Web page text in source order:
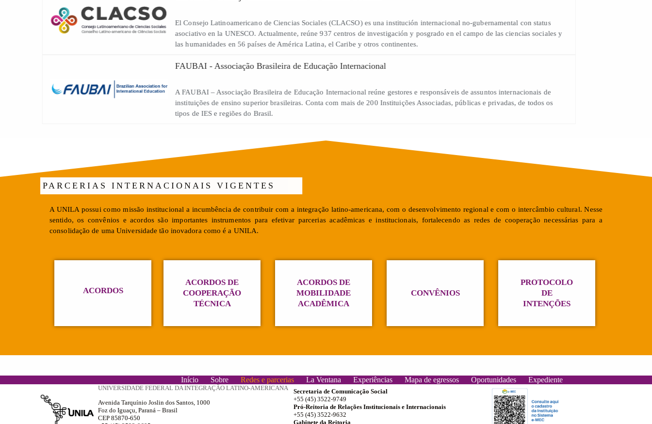
El Consejo Latinoamericano de Ciencias Sociales (CLACSO) es una institución internacional no-gubernamental con status
asociativo en la UNESCO. Actualmente, reúne 937 centros de investigación y posgrado en el campo de las ciencias sociales y
las humanidades en 56 países de América Latina, el Caribe y otros continentes.
FAUBAI - Associação Brasileira de Educação Internacional
A FAUBAI – Associação Brasileira de Educação Internacional reúne gestores e responsáveis de assuntos internacionais de
instituições de ensino superior brasileiras. Conta com mais de 200 Instituições Associadas, públicas e privadas, de todos os
tipos de IES e regiões do Brasil.
PARCERIAS INTERNACIONAIS VIGENTES
A UNILA possui como missão institucional a incumbência de contribuir com a integração latino-americana, com o desenvolvimento regional e com o intercâmbio cultural. Nesse
sentido, os convênios e acordos são importantes instrumentos para efetivar parcerias acadêmicas e institucionais, fortalecendo as redes de cooperação necessárias para a
consolidação de uma Universidade tão inovadora como é a UNILA.
ACORDOS
ACORDOS DE
COOPERAÇÃO
TÉCNICA
ACORDOS DE
MOBILIDADE
ACADÊMICA
CONVÊNIOS
PROTOCOLO
DE
INTENÇÕES
Início Sobre Redes e parcerias La Ventana Experiências Mapa de egressos Oportunidades Expediente
UNIVERSIDADE FEDERAL DA INTEGRAÇÃO LATINO-AMERICANA
Avenida Tarquínio Joslin dos Santos, 1000
Foz do Iguaçu, Paraná – Brasil
CEP 85870-650
Secretaria de Comunicação Social
+55 (45) 3522-9749
Pró-Reitoria de Relações Institucionais e Internacionais
+55 (45) 3522-9632
Gabinete da Reitoria